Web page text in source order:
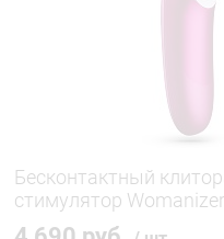
Бесконтактный
стимулятор